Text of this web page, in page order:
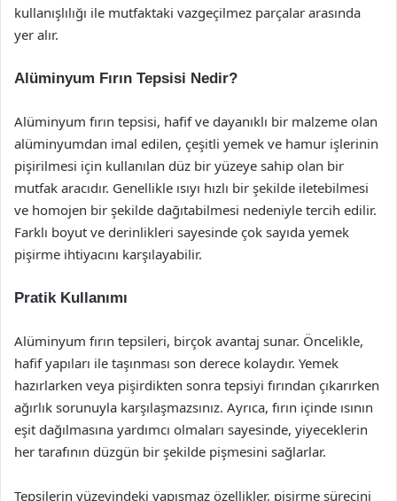
kullanışlılığı ile mutfaktaki vazgeçilmez parçalar arasında
yer alır.
Alüminyum Fırın Tepsisi Nedir?
Alüminyum fırın tepsisi, hafif ve dayanıklı bir malzeme olan
alüminyumdan imal edilen, çeşitli yemek ve hamur işlerinin
pişirilmesi için kullanılan düz bir yüzeye sahip olan bir
mutfak aracıdır. Genellikle ısıyı hızlı bir şekilde iletebilmesi
ve homojen bir şekilde dağıtabilmesi nedeniyle tercih edilir.
Farklı boyut ve derinlikleri sayesinde çok sayıda yemek
pişirme ihtiyacını karşılayabilir.
Pratik Kullanımı
Alüminyum fırın tepsileri, birçok avantaj sunar. Öncelikle,
hafif yapıları ile taşınması son derece kolaydır. Yemek
hazırlarken veya pişirdikten sonra tepsiyi fırından çıkarırken
ağırlık sorunuyla karşılaşmazsınız. Ayrıca, fırın içinde ısının
eşit dağılmasına yardımcı olmaları sayesinde, yiyeceklerin
her tarafının düzgün bir şekilde pişmesini sağlarlar.
Tepsilerin yüzeyindeki yapışmaz özellikler, pişirme sürecini